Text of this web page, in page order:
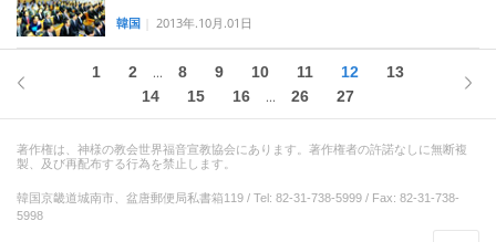
韓国 2013年.10月.01日
1 2 ... 8 9 10 11 12
13
14
15 16 ... 26 27
著作権は、神様の教会世界福音宣教協会にあります。著作権者の許諾なしに無断複
製、及び再配布する行為を禁止します。
韓国京畿道城南市、盆唐郵便局私書箱119 / Tel: 82-31-738-5999 / Fax: 82-31-738-
5998